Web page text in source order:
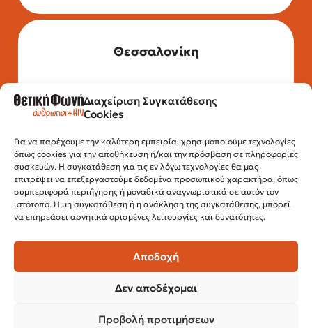
Διαχείριση Συγκατάθεσης
Cookies
Για να παρέχουμε την καλύτερη εμπειρία, χρησιμοποιούμε τεχνολογίες
όπως cookies για την αποθήκευση ή/και την πρόσβαση σε πληροφορίες
συσκευών. Η συγκατάθεση για τις εν λόγω τεχνολογίες θα μας
επιτρέψει να επεξεργαστούμε δεδομένα προσωπικού χαρακτήρα, όπως
συμπεριφορά περιήγησης ή μοναδικά αναγνωριστικά σε αυτόν τον
ιστότοπο. Η μη συγκατάθεση ή η ανάκληση της συγκατάθεσης, μπορεί
να επηρεάσει αρνητικά ορισμένες λειτουργίες και δυνατότητες.
Αποδοχή
Δεν αποδέχομαι
Προβολή προτιμήσεων
Θεσσαλονίκη
Τηλέφωνο: 2315 525 020
Fax: 210 32 15 644
Εγνατίας 112, 3ος όροφος, 54622,
Θεσσαλονίκη
Ώρες λειτουργίας:
Δευτέρα – Παρασκευή, 10:00 –14:00